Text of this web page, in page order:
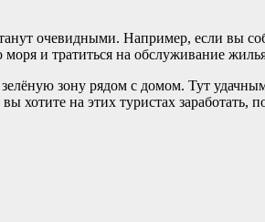
очевидными. Например, если вы
и тратиться на обслуживание
зону рядом с домом. Тут удачным
на этих туристах заработать,